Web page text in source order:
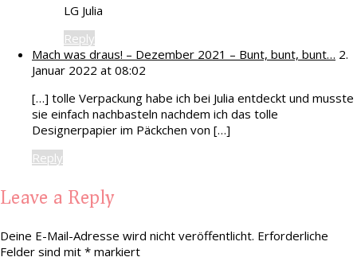
LG Julia
Reply
Mach was draus! – Dezember 2021 – Bunt, bunt, bunt… 2.
Januar 2022 at 08:02
[…] tolle Verpackung habe ich bei Julia entdeckt und musste
sie einfach nachbasteln nachdem ich das tolle
Designerpapier im Päckchen von […]
Reply
Leave a Reply
Deine E-Mail-Adresse wird nicht veröffentlicht. Erforderliche
Felder sind mit * markiert